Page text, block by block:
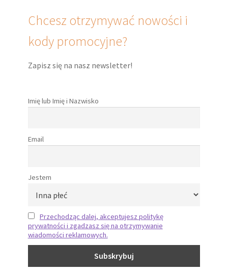
Chcesz otrzymywać nowości i
kody promocyjne?
Zapisz się na nasz newsletter!
Imię lub Imię i Nazwisko
Email
Jestem
Przechodząc dalej, akceptujesz politykę
prywatności i zgadzasz się na otrzymywanie
wiadomości reklamowych.